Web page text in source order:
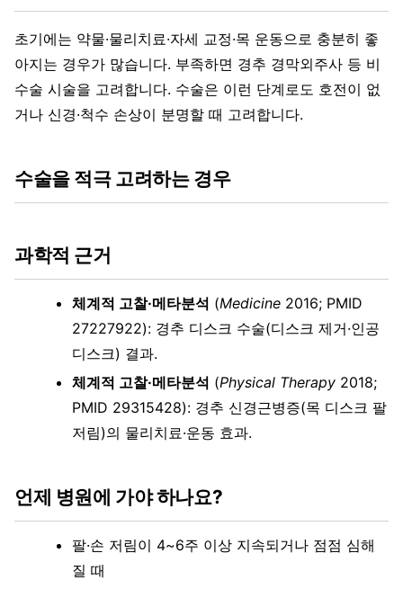
초기에는 약물·물리치료·자세 교정·목 운동으로 충분히 좋
아지는 경우가 많습니다. 부족하면 경추 경막외주사 등 비
수술 시술을 고려합니다. 수술은 이런 단계로도 호전이 없
거나 신경·척수 손상이 분명할 때 고려합니다.
수술을 적극 고려하는 경우
과학적 근거
체계적 고찰·메타분석 (Medicine 2016; PMID
27227922): 경추 디스크 수술(디스크 제거·인공
디스크) 결과.
체계적 고찰·메타분석 (Physical Therapy 2018;
PMID 29315428): 경추 신경근병증(목 디스크 팔
저림)의 물리치료·운동 효과.
언제 병원에 가야 하나요?
팔·손 저림이 4~6주 이상 지속되거나 점점 심해
질 때